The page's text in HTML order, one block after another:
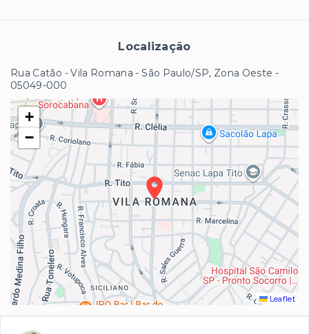
Localização
Rua Catão - Vila Romana - São Paulo/SP, Zona Oeste -
05049-000
+
−
Leaflet